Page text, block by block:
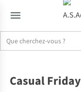
Casual Friday